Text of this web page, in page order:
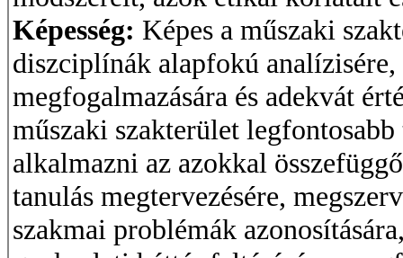
Képesség: Képes a műszaki
diszciplínák alapfokú analízisére,
megfogalmazására és adekvát
műszaki szakterület
alkalmazni az azokkal
tanulás megtervezésére,
szakmai problémák